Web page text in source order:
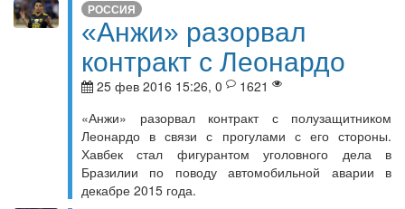
РОССИЯ
«Анжи» разорвал
контракт с Леонардо
25 фев 2016 15:26, 0
1621
«Анжи» разорвал контракт с полузащитником
Леонардо в связи с прогулами с его стороны.
Хавбек стал фигурантом уголовного дела в
Бразилии по поводу автомобильной аварии в
декабре 2015 года.